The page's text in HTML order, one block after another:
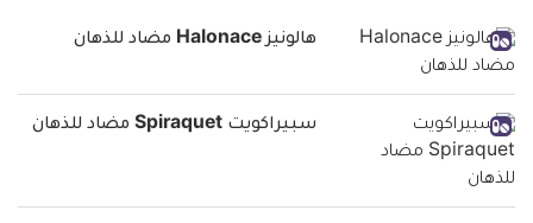
هالونيز Halonace مضاد للذهان
سبيراكويت Spiraquet مضاد للذهان